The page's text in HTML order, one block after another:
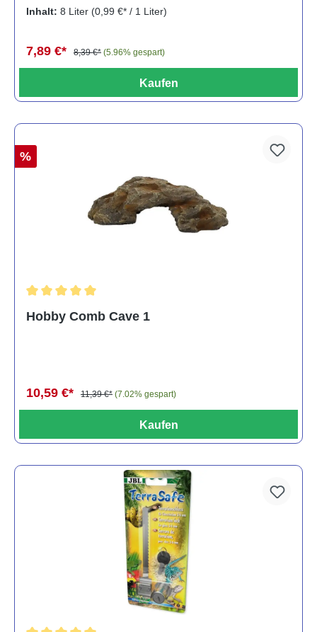
Inhalt: 8 Liter (0,99 €* / 1 Liter)
7,89 €* 8,39 €* (5.96% gespart)
Kaufen
%
Hobby Comb Cave 1
10,59 €* 11,39 €* (7.02% gespart)
Kaufen